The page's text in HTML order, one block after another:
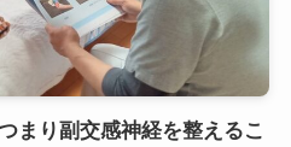
まり副交感神経を整えるこ